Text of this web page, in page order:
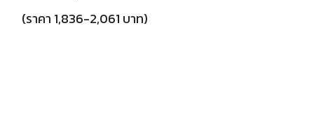
(ราคา 1,836-2,061 บาท)